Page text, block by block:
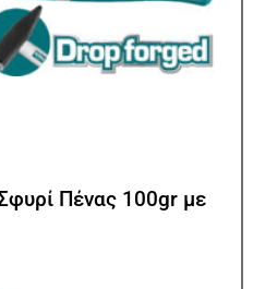
Πένας 100gr με